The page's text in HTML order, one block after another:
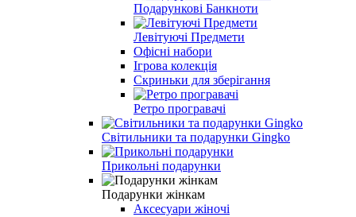
Подарункові Банкноти
Левітуючі Предмети
Офісні набори
Ігрова колекція
Скриньки для зберігання
Ретро програвачі
Світильники та подарунки Gingko
Прикольні подарунки
Подарунки жінкам
Аксесуари жіночі